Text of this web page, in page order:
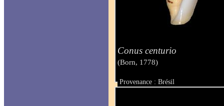
Conus centurio
(Born, 1778)
Provenance : Brésil
Taille : 55 mm